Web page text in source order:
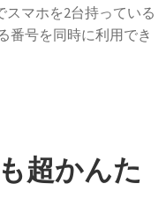
マホを2台持っている
番号を同時に利用でき
超かんた